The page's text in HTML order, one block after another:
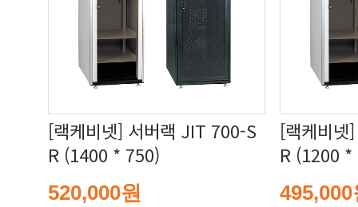
R (1400 * 750)
520,000원
R (1200
495,000